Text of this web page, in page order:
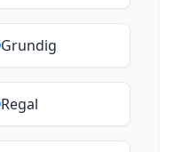
Grundig
Regal